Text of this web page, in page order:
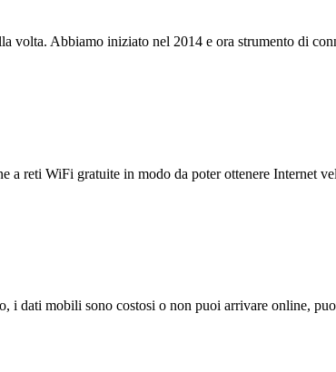
volta. Abbiamo iniziato nel 2014 e ora strumento di
a reti WiFi gratuite in modo da poter ottenere Internet
i dati mobili sono costosi o non puoi arrivare online,